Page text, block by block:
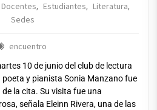
Docentes, Estudiantes, Literatura,
Sedes
encuentro
10 de junio del club de lectura
poeta y pianista Sonia Manzano fue
la cita. Su visita fue una
señala Eleinn Rivera, una de las